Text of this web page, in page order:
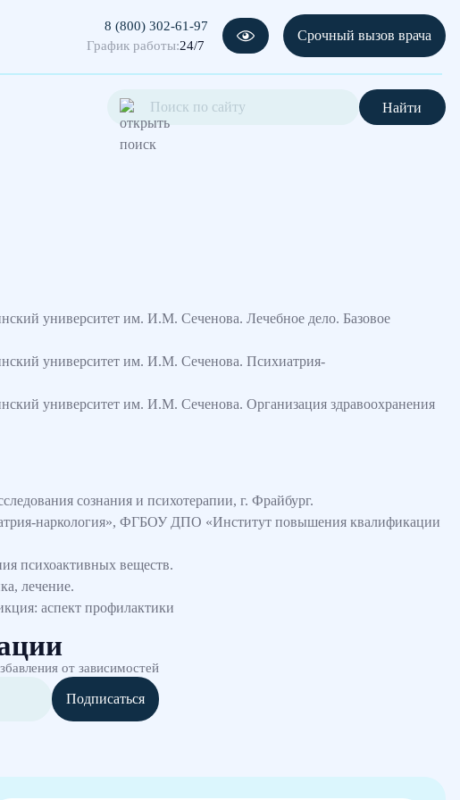
8 (800) 302-61-97
График работы:24/7
Срочный вызов врача
Найти
университет им. И.М. Сеченова. Лечебное дело. Базовое
университет им. И.М. Сеченова. Психиатрия-
университет им. И.М. Сеченова. Организация здравоохранения
сознания и психотерапии, г. Фрайбург.
наркология», ФГБОУ ДПО «Институт повышения квалификации
психоактивных веществ.
лечение.
аспект профилактики
от зависимостей
Подписаться